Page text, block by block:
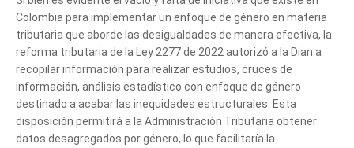
Colombia para implementar un enfoque de género en materia
tributaria que aborde las desigualdades de manera efectiva, la
reforma tributaria de la Ley 2277 de 2022 autorizó a la Dian a
recopilar información para realizar estudios, cruces de
información, análisis estadístico con enfoque de género
destinado a acabar las inequidades estructurales. Esta
disposición permitirá a la Administración Tributaria obtener
datos desagregados por género, lo que facilitaría la